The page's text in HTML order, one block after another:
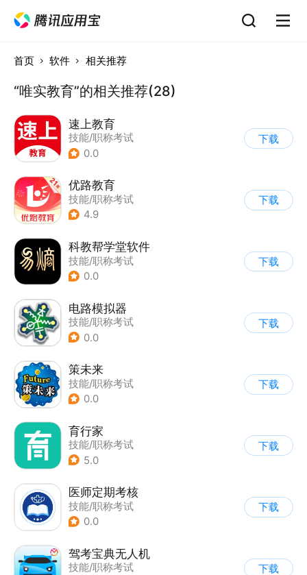
首页 软件 相关推荐
“唯实教育”的相关推荐(28)
速上教育
技能/职称考试
0.0
下载
优路教育
技能/职称考试
4.9
下载
科教帮学堂软件
技能/职称考试
0.0
下载
电路模拟器
技能/职称考试
0.0
下载
策未来
技能/职称考试
0.0
下载
育行家
技能/职称考试
5.0
下载
医师定期考核
技能/职称考试
0.0
下载
驾考宝典无人机
技能/职称考试
下载